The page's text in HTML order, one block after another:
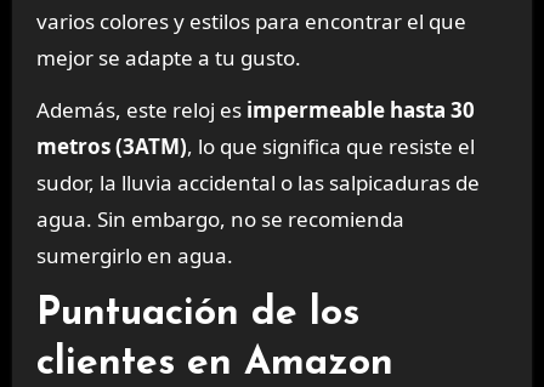
varios colores y estilos para encontrar el que
mejor se adapte a tu gusto.
Además, este reloj es impermeable hasta 30
metros (3ATM), lo que significa que resiste el
sudor, la lluvia accidental o las salpicaduras de
agua. Sin embargo, no se recomienda
sumergirlo en agua.
Puntuación de los
clientes en Amazon